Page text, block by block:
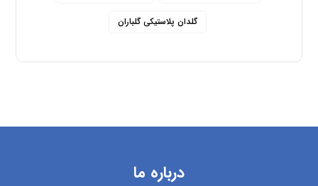
گلدان پلاستیکی گلباران
درباره ما